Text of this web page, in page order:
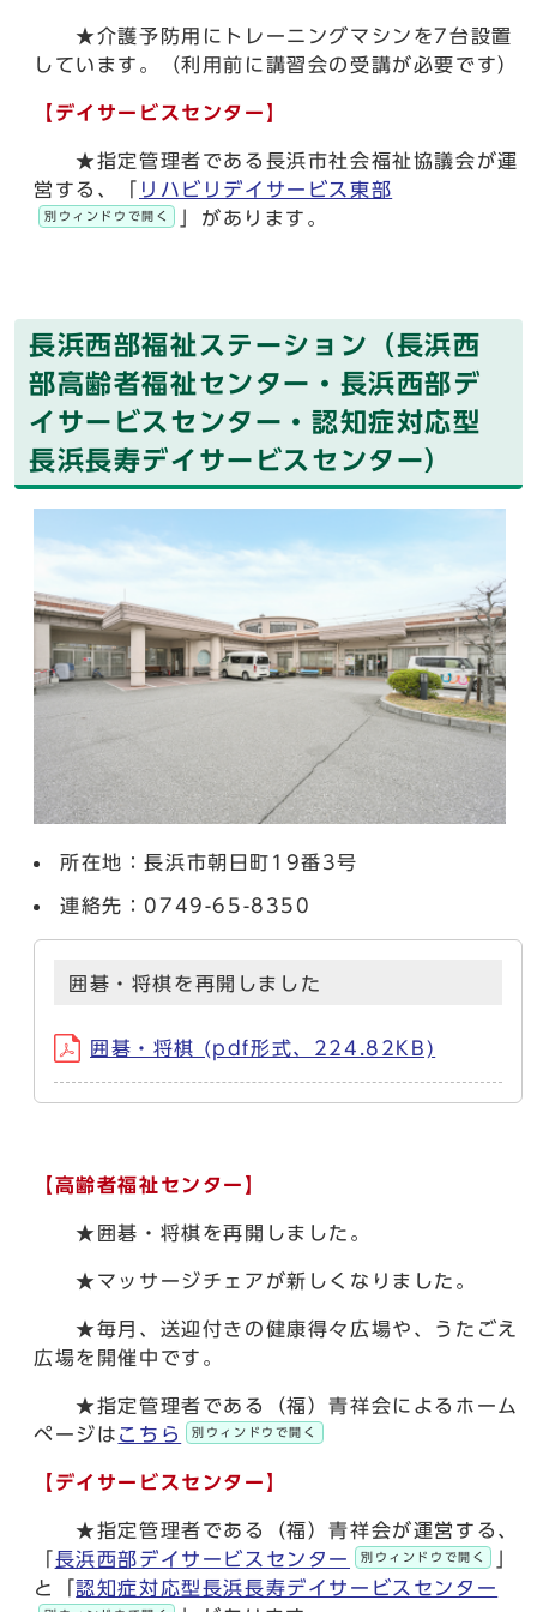
★介護予防用にトレーニングマシンを7台設置
しています。（利用前に講習会の受講が必要です）
【デイサービスセンター】
★指定管理者である長浜市社会福祉協議会が運
営する、「
リハビリデイサービス東部
別ウィンドウで開く 」があります。
長浜西部福祉ステーション（長浜西
部高齢者福祉センター・長浜西部デ
イサービスセンター・認知症対応型
長浜長寿デイサービスセンター）
所在地：長浜市朝日町19番3号
連絡先：0749-65-8350
囲碁・将棋を再開しました
囲碁・将棋 (pdf形式、224.82KB)
【高齢者福祉センター】
★囲碁・将棋を再開しました。
★マッサージチェアが新しくなりました。
★毎月、送迎付きの健康得々広場や、うたごえ
広場を開催中です。
★指定管理者である（福）青祥会によるホーム
ページは こちら 別ウィンドウで開く
【デイサービスセンター】
★指定管理者である（福）青祥会が運営する、
「長浜西部デイサービスセンター 別ウィンドウで開く
と「認知症対応型長浜長寿デイサービスセンター